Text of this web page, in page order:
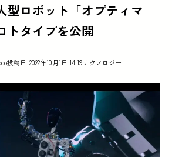
型ロボット「オプティマ
トタイプを公開
投稿日 2022年10月1日 14:19テクノロジー